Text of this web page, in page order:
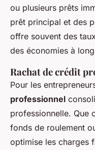
ou plusieurs prêts
prêt principal et des
offre souvent des
des économies à
Rachat de crédit
Pour les
professionnel
professionnelle. Que
fonds de roulement
optimise les charges